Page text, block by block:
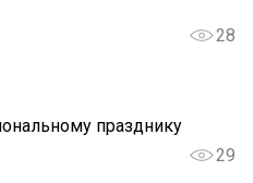
28
празднику
29